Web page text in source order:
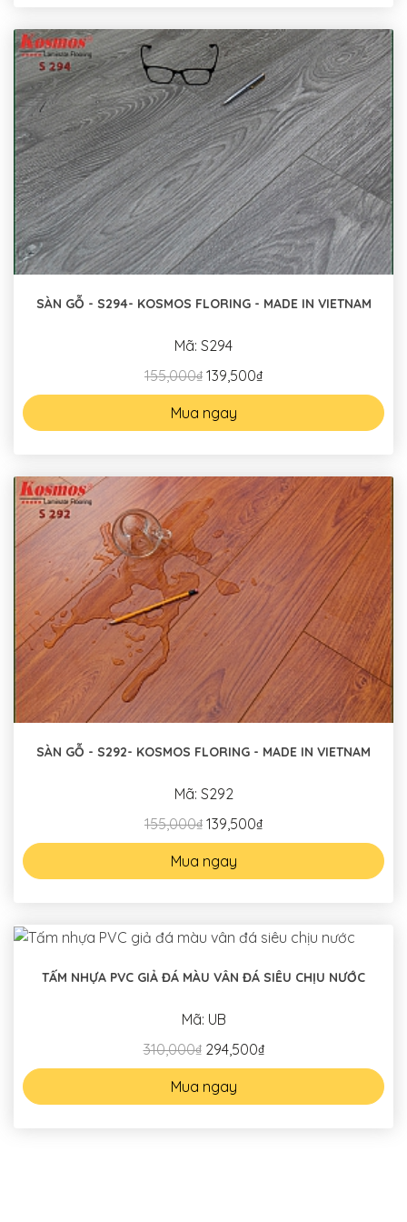
SÀN GỖ - S294- KOSMOS FLORING - MADE IN VIETNAM
Mã: S294
155,000₫ 139,500₫
Mua ngay
SÀN GỖ - S292- KOSMOS FLORING - MADE IN VIETNAM
Mã: S292
155,000₫ 139,500₫
Mua ngay
TẤM NHỰA PVC GIẢ ĐÁ MÀU VÂN ĐÁ SIÊU CHỊU NƯỚC
Mã: UB
310,000₫294,500₫
Mua ngay